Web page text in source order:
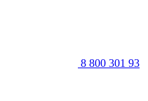
8 800 301 93